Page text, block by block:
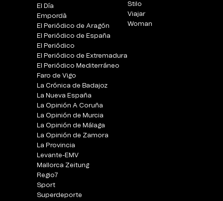
El Día
Empordà
El Periódico de Aragón
El Periódico de España
El Periódico
El Periódico de Extremadura
El Periódico Mediterráneo
Faro de Vigo
La Crónica de Badajoz
La Nueva España
La Opinión A Coruña
La Opinión de Murcia
La Opinión de Málaga
La Opinión de Zamora
La Provincia
Levante-EMV
Mallorca Zeitung
Regio7
Sport
Superdeporte
Stilo
Viajar
Woman